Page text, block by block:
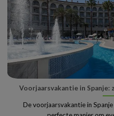
Voorjaarsvakantie in Spanje:
De voorjaarsvakantie in